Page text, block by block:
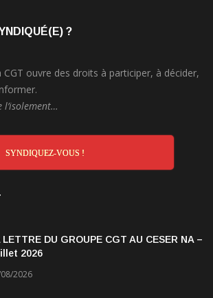
?
CGT ouvre des droits à participer, à décider,
l’isolement…
SYNDIQUEZ-VOUS !
LETTRE DU GROUPE CGT AU CESER NA –
2026
2026